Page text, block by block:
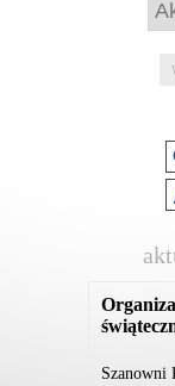
Szanowni